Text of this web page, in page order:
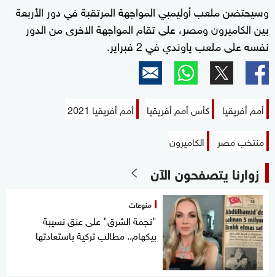
وسيحتضن ملعب أوليمبي المواجهة المرتقبة في دور الأربعة
بين الكاميرون ومصر، على تقام المواجهة الاخرى من الدور
نفسه على ملعب ياوندي في 2 فبراير.
أمم أفريقيا كأس أمم أفريقيا
أمم أفريقيا 2021
منتخب مصر
الكاميرون
زوارنا يتصفحون الآن
منوعات
"نجمة الشرق" على عنق نسيبة
بيكهام.. مطالب تركية باستعادتها